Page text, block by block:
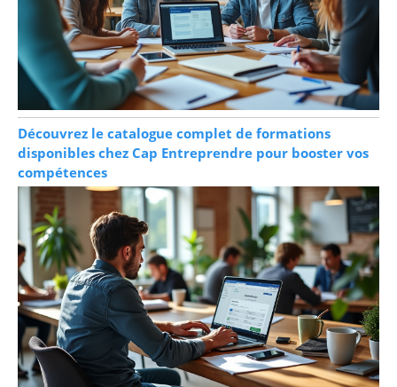
Découvrez le catalogue complet de formations
disponibles chez Cap Entreprendre pour booster vos
compétences